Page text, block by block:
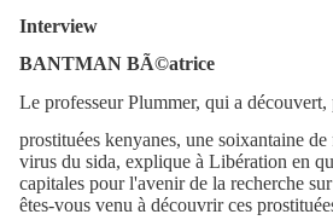
Interview
BANTMAN BÃ©atrice
Le professeur Plummer, qui a
prostituées kenyanes, une soixantaine de
virus du sida, explique à Libération en
capitales pour l'avenir de la recherche
êtes-vous venu à découvrir ces